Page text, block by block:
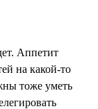
Аппетит
на какой-то
тоже уметь